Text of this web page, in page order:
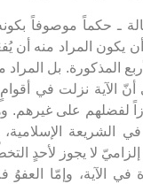
ـ حكماً موصوفاً
أن يكون المراد منه
المذكورة. بل المراد
الآية نزلت في
لفضلهم على غيرهم.
لا يجوز لأحدٍ
الآية، وإمّا العفوُ